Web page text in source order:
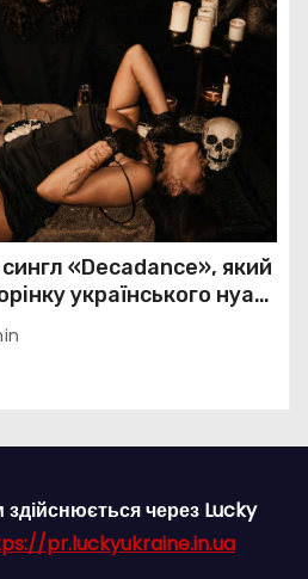
«Decadance», який
українського нуар-
через Lucky
pr.luckyukraine.in.ua